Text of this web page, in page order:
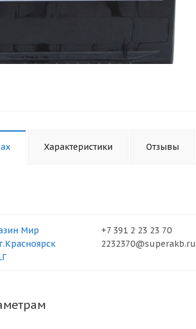
Характеристики Отзывы
+7 391 2 23 23 70
2232370@superakb.ru
Мир